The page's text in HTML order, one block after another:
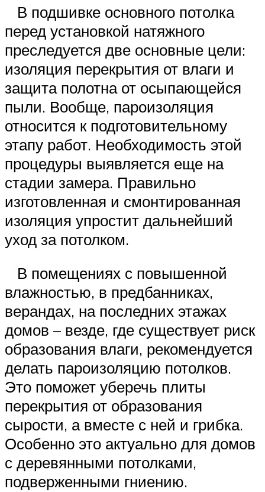
В подшивке основного потолка
перед установкой натяжного
преследуется две основные цели:
изоляция перекрытия от влаги и
защита полотна от осыпающейся
пыли. Вообще, пароизоляция
относится к подготовительному
этапу работ. Необходимость этой
процедуры выявляется еще на
стадии замера. Правильно
изготовленная и смонтированная
изоляция упростит дальнейший
уход за потолком.
В помещениях с повышенной
влажностью, в предбанниках,
верандах, на последних этажах
домов – везде, где существует риск
образования влаги, рекомендуется
делать пароизоляцию потолков.
Это поможет уберечь плиты
перекрытия от образования
сырости, а вместе с ней и грибка.
Особенно это актуально для домов
с деревянными потолками,
подверженными гниению.